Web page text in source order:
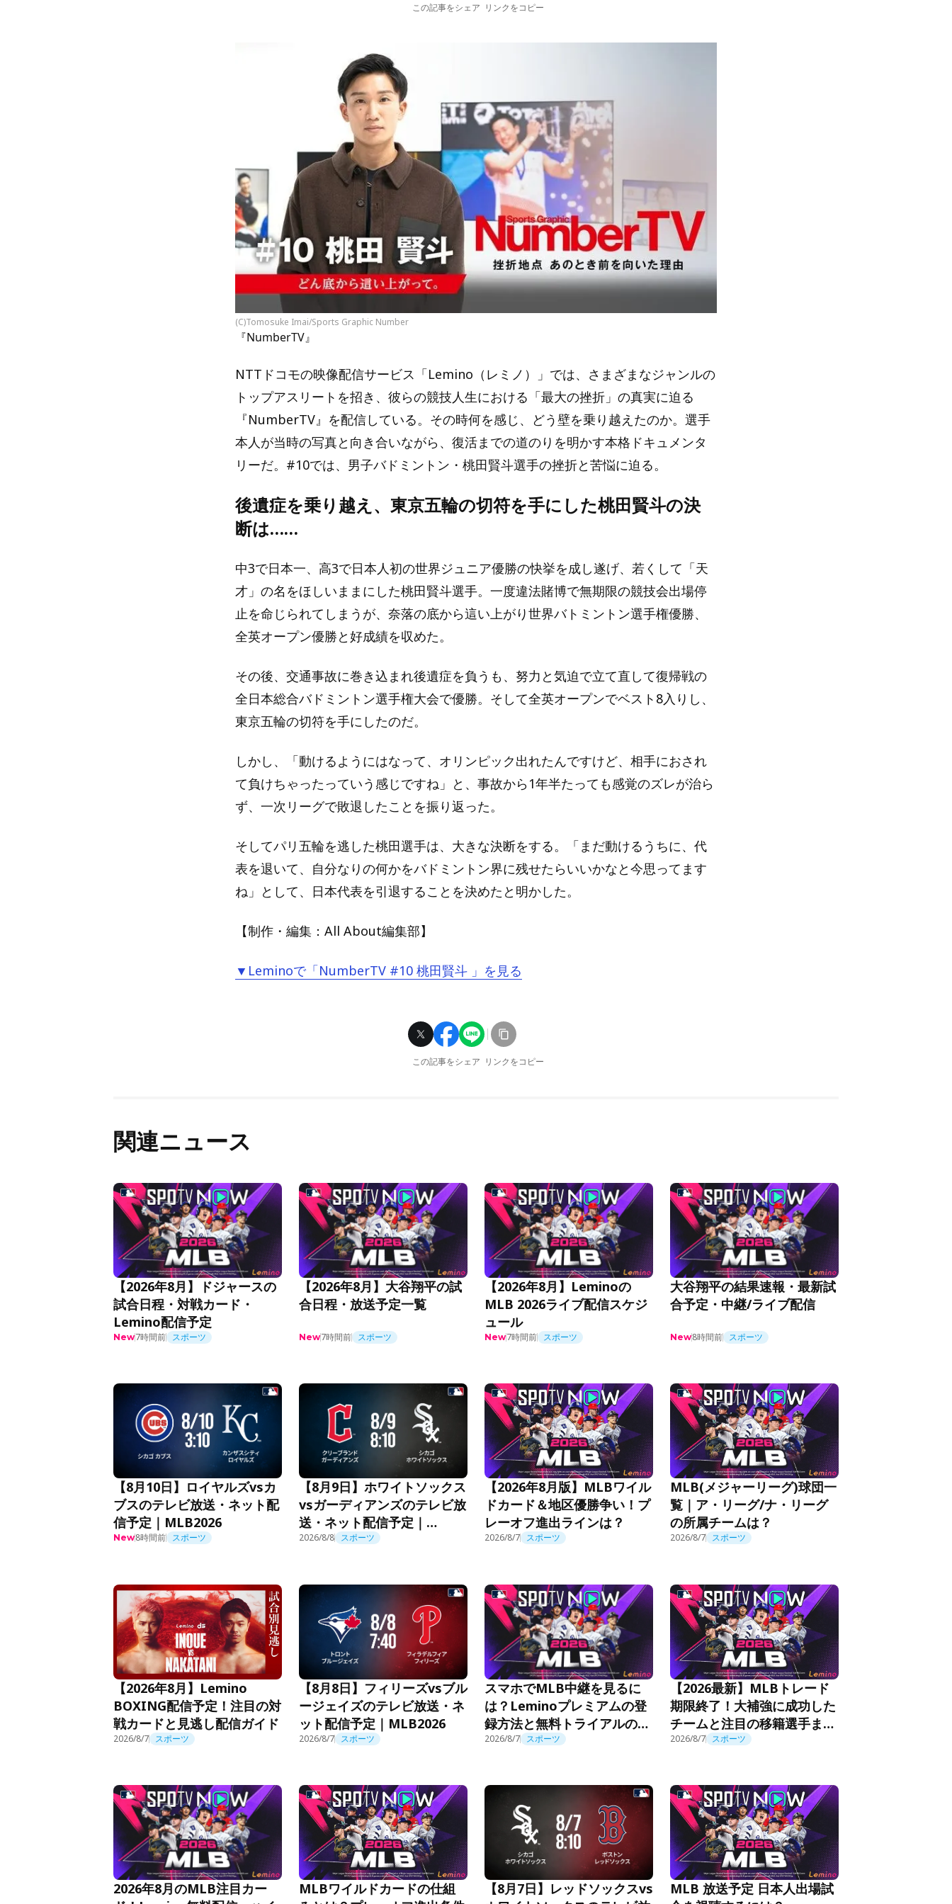
この記事をシェア リンクをコピー
(C)Tomosuke Imai/Sports Graphic Number
『NumberTV』
NTTドコモの映像配信サービス「Lemino（レミノ）」では、さまざまなジャンルの
トップアスリートを招き、彼らの競技人生における「最大の挫折」の真実に迫る
『NumberTV』を配信している。その時何を感じ、どう壁を乗り越えたのか。選手
本人が当時の写真と向き合いながら、復活までの道のりを明かす本格ドキュメンタ
リーだ。#10では、男子バドミントン・桃田賢斗選手の挫折と苦悩に迫る。
後遺症を乗り越え、東京五輪の切符を手にした桃田賢斗の決
断は……
中3で日本一、高3で日本人初の世界ジュニア優勝の快挙を成し遂げ、若くして「天
才」の名をほしいままにした桃田賢斗選手。一度違法賭博で無期限の競技会出場停
止を命じられてしまうが、奈落の底から這い上がり世界バトミントン選手権優勝、
全英オープン優勝と好成績を収めた。
その後、交通事故に巻き込まれ後遺症を負うも、努力と気迫で立て直して復帰戦の
全日本総合バドミントン選手権大会で優勝。そして全英オープンでベスト8入りし、
東京五輪の切符を手にしたのだ。
しかし、「動けるようにはなって、オリンピック出れたんですけど、相手におされ
て負けちゃったっていう感じですね」と、事故から1年半たっても感覚のズレが治ら
ず、一次リーグで敗退したことを振り返った。
そしてパリ五輪を逃した桃田選手は、大きな決断をする。「まだ動けるうちに、代
表を退いて、自分なりの何かをバドミントン界に残せたらいいかなと今思ってます
ね」として、日本代表を引退することを決めたと明かした。
【制作・編集：All About編集部】
▼Leminoで「NumberTV #10 桃田賢斗 」を見る
この記事をシェア リンクをコピー
関連ニュース
【2026年8月】ドジャースの
試合日程・対戦カード・
Lemino配信予定
New7時間前 スポーツ
【2026年8月】大谷翔平の試
合日程・放送予定一覧
New7時間前 スポーツ
【2026年8月】Leminoの
MLB 2026ライブ配信スケジ
ュール
New7時間前 スポーツ
大谷翔平の結果速報・最新試
合予定・中継/ライブ配信
New8時間前 スポーツ
【8月10日】ロイヤルズvsカ
ブスのテレビ放送・ネット配
信予定｜MLB2026
New8時間前 スポーツ
【8月9日】ホワイトソックス
vsガーディアンズのテレビ放
送・ネット配信予定｜
MLB2026
2026/8/8 スポーツ
【2026年8月版】MLBワイル
ドカード＆地区優勝争い！プ
レーオフ進出ラインは？
2026/8/7 スポーツ
MLB(メジャーリーグ)球団一
覧｜ア・リーグ/ナ・リーグ
の所属チームは？
2026/8/7 スポーツ
【2026年8月】Lemino
BOXING配信予定！注目の対
戦カードと見逃し配信ガイド
2026/8/7 スポーツ
【8月8日】フィリーズvsブル
ージェイズのテレビ放送・ネ
ット配信予定｜MLB2026
2026/8/7 スポーツ
スマホでMLB中継を見るに
は？Leminoプレミアムの登
録方法と無料トライアルの活
用法
2026/8/7 スポーツ
【2026最新】MLBトレード
期限終了！大補強に成功した
チームと注目の移籍選手まと
め
2026/8/7 スポーツ
2026年8月のMLB注目カー
MLBワイルドカードの仕組
【8月7日】レッドソックスvs
MLB 放送予定 日本人出場試